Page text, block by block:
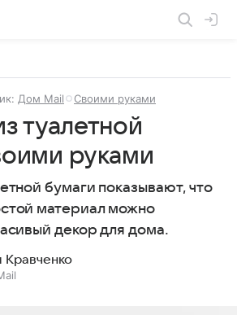
Дом Mail Своими руками
туалетной
руками
бумаги показывают, что
материал можно
декор для дома.
Кравченко